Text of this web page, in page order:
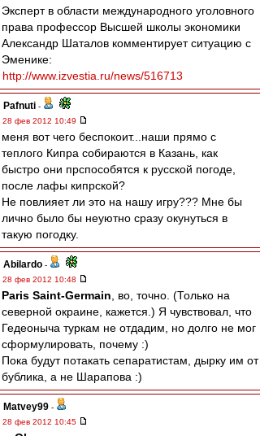
Эксперт в области международного уголовного
права профессор Высшей школы экономики
Александр Шаталов комментирует ситуацию с
Эменике:
http://www.izvestia.ru/news/516713
Pafnuti -
28 фев 2012 10:49
меня вот чего беспокоит...наши прямо с
теплого Кипра собираются в Казань, как
быстро они прспособятся к русской погоде,
после лафы кипрской?
Не повлияет ли это на нашу игру??? Мне бы
лично было бы неуютно сразу окунуться в
такую погодку.
Abilardo -
28 фев 2012 10:48
Paris Saint-Germain , во, точно. (Только на
северной окраине, кажется.) Я чувствовал, что
Гедеоныча туркам не отдадим, но долго не мог
сформулировать, почему :)
Пока будут потакать сепаратистам, дырку им от
бублика, а не Шарапова :)
Matvey99 -
28 фев 2012 10:45